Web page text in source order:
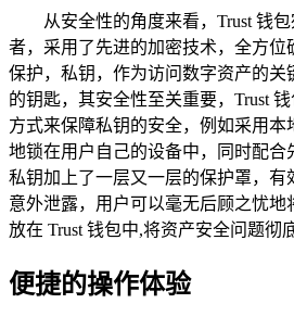
从安全性的角度来看，Trust 钱
者，采用了先进的加密技术，全方位
保护，私钥，作为访问数字资产的关
的钥匙，其安全性至关重要，Trust
方式来保障私钥的安全，例如采用本
地锁在用户自己的设备中，同时配合
私钥加上了一层又一层的保护罩，有
意外泄露，用户可以毫无后顾之忧
放在 Trust 钱包中,将资产安全问题彻
便捷的操作体验